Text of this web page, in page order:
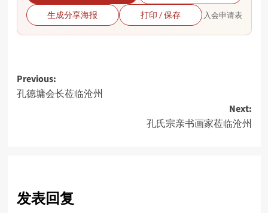
生成分享海报 打印 / 保存 入会申请表
Post
navigation
Previous:
孔德墉会长莅临沧州
Next:
孔氏宗亲书画家莅临沧州
发表回复